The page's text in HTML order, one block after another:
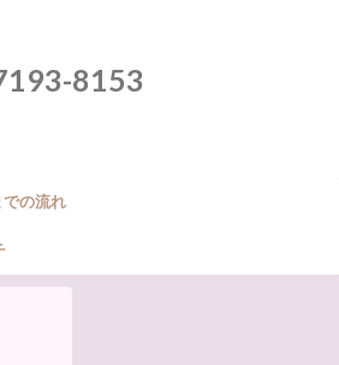
8153
での流れ